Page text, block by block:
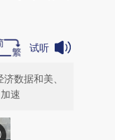
试听
数据和美、
速